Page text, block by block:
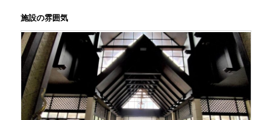
施設の雰囲気